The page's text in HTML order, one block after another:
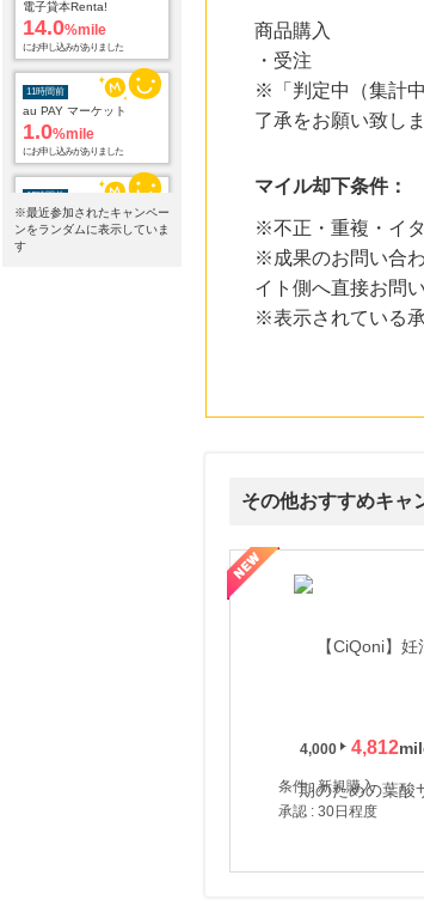
11時間前
au PAY マーケット
1.0%mile
にお申し込みがありました
12時間前
3.0%mile
にお申し込みがありました
19時間前
※最近参加されたキャンペー
ンをランダムに表示していま
す
商品購入
・受注
※「判定中（集計
了承をお願い致しま
マイル却下条件：
※不正・重複・イ
※成果のお問い合
イト側へ直接お問
※表示されている
その他おすすめキャ
4,000 4,812
条件 : 新規購入
承認 : 30日程度
【ロデオドライブ】創業70年の信頼と高価買取を実
【ファビウス公